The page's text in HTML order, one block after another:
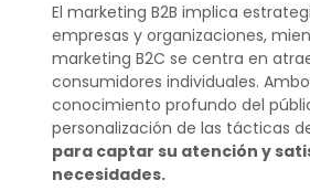
El marketing B2B implica
empresas y organizaciones,
marketing B2C se centra en
consumidores individuales.
conocimiento profundo del
personalización de las tácticas
para captar su atención y
necesidades.